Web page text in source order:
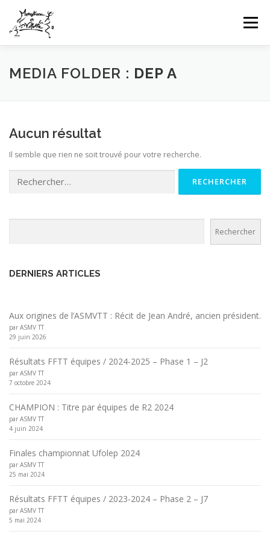
contenu
Menu
HOME INFOS CLUB GALERIES PHOTOS
CONTACT CONNEXION
MEDIA FOLDER : DEP A
Aucun résultat
Il semble que rien ne soit trouvé pour votre recherche.
Rechercher
DERNIERS ARTICLES
Aux origines de l’ASMVTT : Récit de Jean André, ancien président.
par ASMV TT
29 juin 2026
Résultats FFTT équipes / 2024-2025 – Phase 1 – J2
par ASMV TT
7 octobre 2024
CHAMPION : Titre par équipes de R2 2024
par ASMV TT
4 juin 2024
Finales championnat Ufolep 2024
par ASMV TT
25 mai 2024
Résultats FFTT équipes / 2023-2024 – Phase 2 – J7
par ASMV TT
5 mai 2024